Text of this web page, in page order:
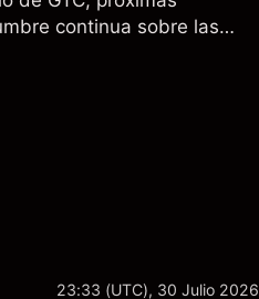
continua sobre las
pasado no es un
23:33 (UTC), 30 Julio 2026